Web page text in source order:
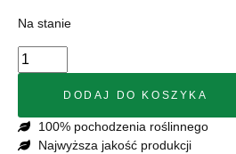
Na stanie
DODAJ DO KOSZYKA
100% pochodzenia roślinnego
Najwyższa jakość produkcji